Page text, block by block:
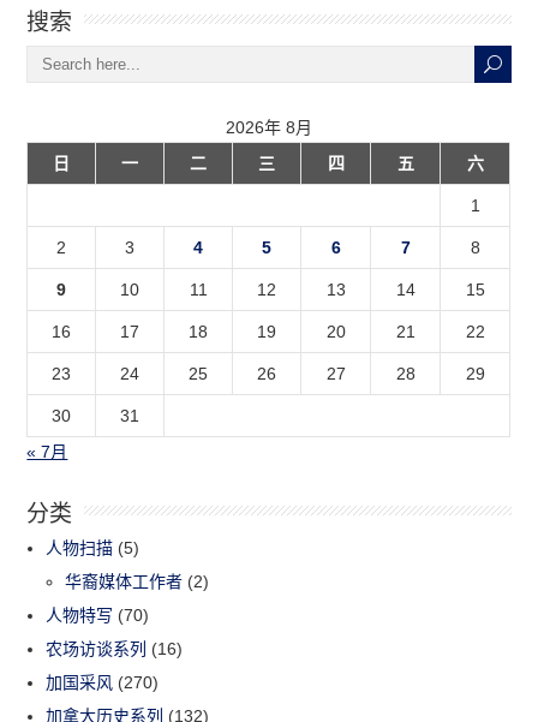
搜索
2026年 8月
日
一 二 三 四 五 六
1
2 3 4 5 6 7 8
9 10 11 12 13 14 15
16 17 18 19 20 21 22
23 24 25 26 27 28 29
30
31
« 7月
分类
人物扫描 (5)
华裔媒体工作者 (2)
人物特写 (70)
农场访谈系列 (16)
加国采风 (270)
加拿大历史系列 (132)